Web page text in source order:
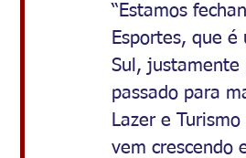
“Estamos
Esportes, que
Sul, justamente
passado para
Lazer e
vem crescendo